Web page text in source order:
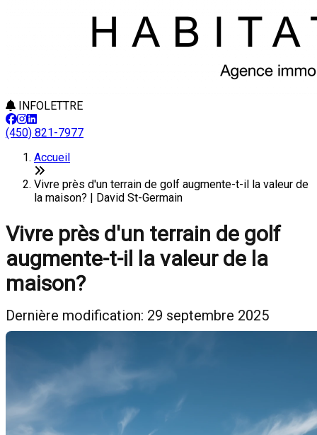
INFOLETTRE
(450) 821-7977
Accueil
Vivre près d'un terrain de golf augmente-t-il la valeur de
la maison? | David St-Germain
Vivre près d'un terrain de golf
augmente-t-il la valeur de la
maison?
Dernière modification: 29 septembre 2025